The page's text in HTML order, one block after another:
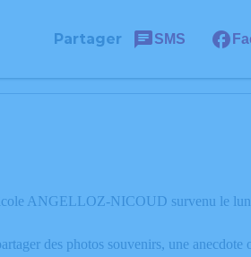
Partager SMS
ANGELLOZ-NICOUD survenu le
des photos souvenirs, une anecdote